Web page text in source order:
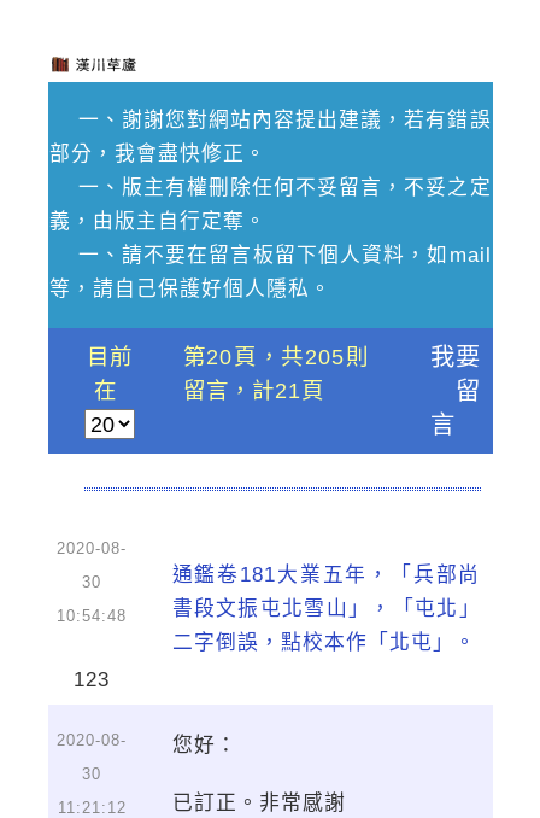
一、謝謝您對網站內容提出建議，若有錯誤
部分，我會盡快修正。
一、版主有權刪除任何不妥留言，不妥之定
義，由版主自行定奪。
一、請不要在留言板留下個人資料，如mail
等，請自己保護好個人隱私。
目前
在
第20頁，共205則
留言，計21頁
我要
留
言
2020-08-
30
10:54:48
通鑑卷181大業五年，「兵部尚
書段文振屯北雪山」，「屯北」
二字倒誤，點校本作「北屯」。
123
2020-08-
30
11:21:12
您好：
已訂正。非常感謝